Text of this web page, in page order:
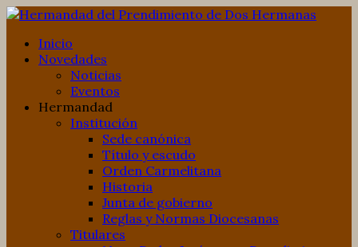
Inicio
Novedades
Noticias
Eventos
Hermandad
Institución
Sede canónica
Título y escudo
Orden Carmelitana
Historia
Junta de gobierno
Reglas y Normas Diocesanas
Titulares